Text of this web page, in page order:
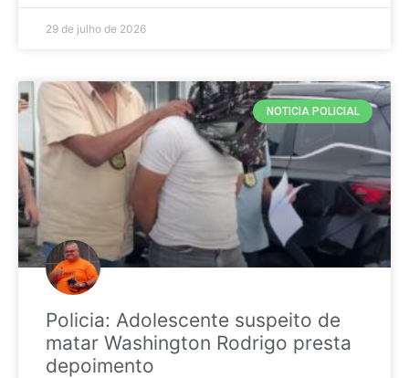
29 de julho de 2026
NOTICIA POLICIAL
Policia: Adolescente suspeito de
matar Washington Rodrigo presta
depoimento